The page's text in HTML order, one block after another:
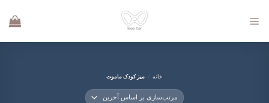
content
خانه / میز کودک ماموت